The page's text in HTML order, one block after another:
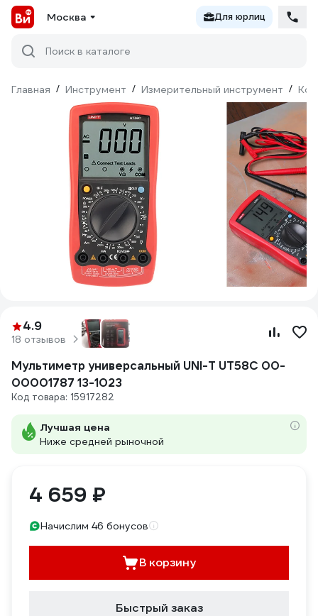
Москва Для юрлиц
Поиск в каталоге
Главная / Инструмент / Измерительный инструмент /
4.9
18 отзывов
Мультиметр универсальный UNI-T UT58C 00-
00001787 13-1023
Код товара: 15917282
Лучшая цена
Ниже средней рыночной
4 659 ₽
Начислим 46 бонусов
В корзину
Быстрый заказ